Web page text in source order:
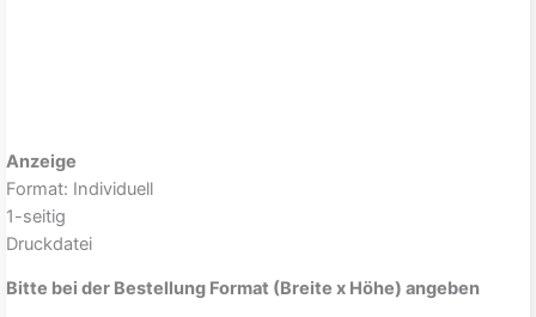
Anzeige
Format: Individuell
1-seitig
Druckdatei
Bitte bei der Bestellung Format (Breite x Höhe) angeben